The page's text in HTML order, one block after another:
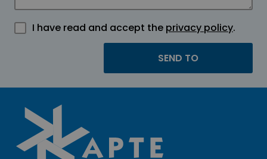
I have read and accept the privacy policy.